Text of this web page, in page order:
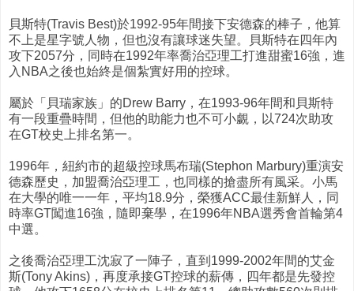
貝斯特(Travis Best)於1992-95年間接下安德森的棒子，他算
不上是星字號人物，但也沒有讓球迷失望。貝斯特在四年內
攻下2057分，同時在1992年率喬治亞理工打進甜蜜16強，進
入NBA之後也始終是個紮實好用的控球。
屬於「貝瑞家族」的Drew Barry，在1993-96年間和貝斯特
有一段重疊時間，但他的助能力也不可小覷，以724次助攻
在GT校史上排名第一。
1996年，紐約市的超級控球馬布瑞(Stephon Marbury)重演安
德森歷史，加盟喬治亞理工，也同樣的搶盡所有風采。小馬
在大學的唯一一年，平均18.9分，榮獲ACC最佳新鮮人，同
時率GT闖進16強，隨即棄學，在1996年NBA選秀會首輪第4
中選。
之後喬治亞理工沈寂了一陣子，直到1999-2002年間的艾金
斯(Tony Akins)，再度承接GT控球的薪傳，四年都是先發控